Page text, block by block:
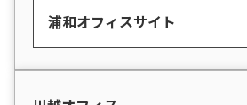
浦和オフィスサイト